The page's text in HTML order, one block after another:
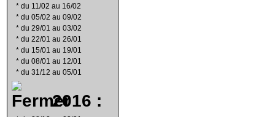
* du 11/02 au 16/02
* du 05/02 au 09/02
* du 29/01 au 03/02
* du 22/01 au 26/01
* du 15/01 au 19/01
* du 08/01 au 12/01
* du 31/12 au 05/01
2016 :